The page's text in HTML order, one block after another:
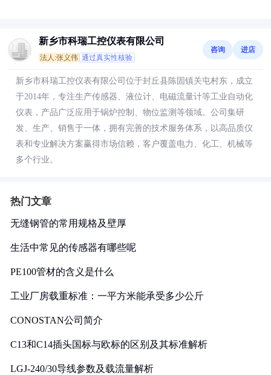
新乡市科瑞工控仪表有限公司
法人:张义伟 通过真实性核验
咨询 进店
新乡市科瑞工控仪表有限公司位于封丘县陈固镇关屯村东，成立
于2014年，专注生产传感器、液位计、电磁流量计等工业自动化
仪表，产品广泛应用于锅炉控制、物位监测等领域。公司集研
发、生产、销售于一体，拥有完善的技术服务体系，以高品质仪
表和专业解决方案赢得市场信赖，客户覆盖电力、化工、机械等
多个行业。
热门文章
无缝钢管的常用规格及壁厚
生活中常见的传感器有哪些呢
PE100管材的含义是什么
工业厂房载重标准：一平方米能承受多少公斤
CONOSTAN公司简介
C13和C14插头国标与欧标的区别及其标准解析
LGJ-240/30导线参数及载流量解析